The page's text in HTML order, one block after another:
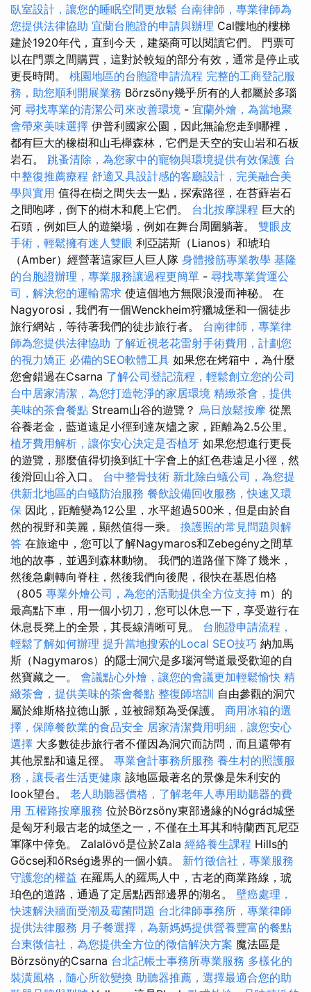
臥室設計，讓您的睡眠空間更放鬆 台南律師，專業律師為
您提供法律協助 宜蘭台胞證的申請與辦理 Cal髏地的樓梯
建於1920年代，直到今天，建築商可以閱讀它們。 門票可
以在門票之間購買，這對於較短的部分有效，通常是停止或
更長時間。 桃園地區的台胞證申請流程 完整的工商登記服
務，助您順利開展業務 Börzsöny幾乎所有的人都屬於多瑙
河 尋找專業的清潔公司來改善環境 - 宜蘭外燴，為當地聚
會帶來美味選擇 伊普利國家公園，因此無論您走到哪裡，
都有巨大的橡樹和山毛櫸森林，它們是天空的安山岩和石板
岩石。 跳蚤清除，為您家中的寵物與環境提供有效保護 台
中整復推薦療程 舒適又具設計感的客廳設計，完美融合美
學與實用 值得在樹之間失去一點，探索路徑，在苔蘚岩石
之間咆哮，倒下的樹木和爬上它們。 台北按摩課程 巨大的
石頭，例如巨人的遊樂場，例如在舞台周圍躺著。 雙眼皮
手術，輕鬆擁有迷人雙眼 利亞諾斯（Lianos）和琥珀
（Amber）經營著這家巨人巨人隊 身體撥筋專業教學 基隆
的台胞證辦理，專業服務讓過程更簡單 - 尋找專業貨運公
司，解決您的運輸需求 使這個地方無限浪漫而神秘。 在
Nagyorosi，我們有一個Wenckheim狩獵城堡和一個徒步
旅行網站，等待著我們的徒步旅行者。 台南律師，專業律
師為您提供法律協助 了解近視老花雷射手術費用，計劃您
的視力矯正 必備的SEO軟體工具 如果您在烤箱中，為什麼
您會錯過在Csarna 了解公司登記流程，輕鬆創立您的公司
台中居家清潔，為您打造乾淨的家居環境 精緻茶會，提供
美味的茶會餐點 Stream山谷的遊覽？ 烏日放鬆按摩 從黑
谷養老金，藍道遠足小徑到達灰燼之家，距離為2.5公里。
植牙費用解析，讓你安心決定是否植牙 如果您想進行更長
的遊覽，那麼值得切換到紅十字會上的紅色巷遠足小徑，然
後滑回山谷入口。 台中整骨技術 新北除白蟻公司，為您提
供新北地區的白蟻防治服務 餐飲設備回收服務，快速又環
保 因此，距離變為12公里，水平超過500米，但是由於自
然的視野和美麗，顯然值得一乘。 換護照的常見問題與解
答 在旅途中，您可以了解Nagymaros和Zebegény之間草
地的故事，並遇到森林動物。 我們的道路僅下降了幾米，
然後急劇轉向脊柱，然後我們向後爬，很快在基恩伯格
（805 專業外燴公司，為您的活動提供全方位支持 m）的
最高點下車，用一個小切刀，您可以休息一下，享受遊行在
休息長凳上的全景，其長線清晰可見。 台胞證申請流程，
輕鬆了解如何辦理 提升當地搜索的Local SEO技巧 納加馬
斯（Nagymaros）的隱士洞穴是多瑙河彎道最受歡迎的自
然寶藏之一。 會議點心外燴，讓您的會議更加輕鬆愉快 精
緻茶會，提供美味的茶會餐點 整復師培訓 自由參觀的洞穴
屬於維斯格拉德山脈，並被歸類為受保護。 商用冰箱的選
擇，保障餐飲業的食品安全 居家清潔費用明細，讓您安心
選擇 大多數徒步旅行者不僅因為洞穴而訪問，而且還帶有
其他景點和遠足徑。 專業會計事務所服務 養生村的照護服
務，讓長者生活更健康 該地區最著名的景像是朱利安的
look望台。 老人助聽器價格，了解老年人專用助聽器的費
用 五權路按摩服務 位於Börzsöny東部邊緣的Nógrád城堡
是匈牙利最古老的城堡之一，不僅在土耳其和特蘭西瓦尼亞
軍隊中倖免。 Zalalövő是位於Zala 經絡養生課程 Hills的
Göcsej和őRség邊界的一個小鎮。 新竹徵信社，專業服務
守護您的權益 在羅馬人的羅馬人中，古老的商業路線，琥
珀色的道路，通過了定居點西部邊界的湖名。 壁癌處理，
快速解決牆面受潮及霉菌問題 台北律師事務所，專業律師
提供法律服務 月子餐選擇，為新媽媽提供營養豐富的餐點
台東徵信社，為您提供全方位的徵信解決方案 魔法區是
Börzsöny的Csarna 台北記帳士事務所專業服務 多樣化的
裝潢風格，隨心所欲變換 助聽器推薦，選擇最適合您的助